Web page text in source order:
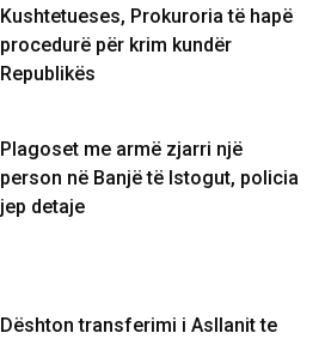
Kushtetueses, Prokuroria të hapë
procedurë për krim kundër
Republikës
Plagoset me armë zjarri një
person në Banjë të Istogut, policia
jep detaje
Dështon transferimi i Asllanit te